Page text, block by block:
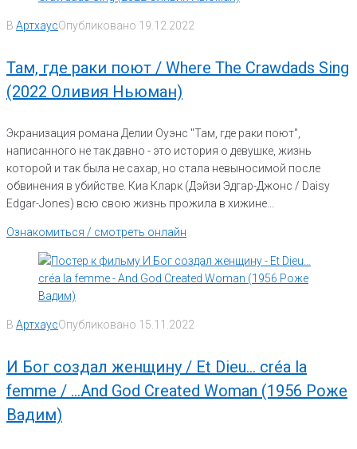
В АртхаусОпубликовано 19.12.2022
Там, где раки поют / Where The Crawdads Sing
(2022 Оливия Ньюман)
Экранизация романа Делии Оуэнс "Там, где раки поют",
написанного не так давно - это история о девушке, жизнь
которой и так была не сахар, но стала невыносимой после
обвинения в убийстве. Киа Кларк (Дэйзи Эдгар-Джонс / Daisy
Edgar-Jones) всю свою жизнь прожила в хижине...
Ознакомиться / смотреть онлайн
В АртхаусОпубликовано 15.11.2022
И Бог создал женщину / Et Dieu… créa la
femme / …And God Created Woman (1956 Роже
Вадим)